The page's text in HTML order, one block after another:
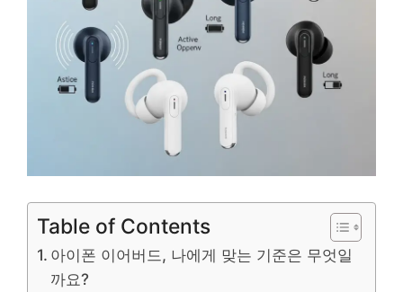
Table of Contents
아이폰 이어버드, 나에게 맞는 기준은 무엇일
까요?